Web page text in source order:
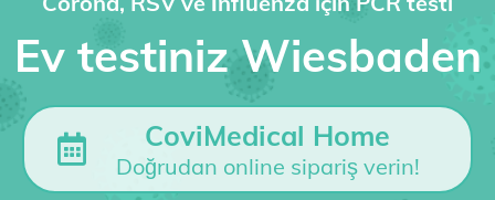
Ev testiniz Wiesbaden
CoviMedical Home
Doğrudan online sipariş verin!